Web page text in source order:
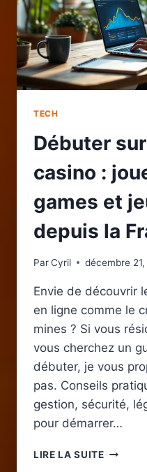
TECH
Débuter
casino :
games et
depuis la
ParCyril décembre
Envie de découvrir
en ligne comme le
mines ? Si vous
vous cherchez un
débuter, je vous
pas. Conseils
gestion, sécurité,
pour démarrer…
LIRE LA SUITEDÉBUTER